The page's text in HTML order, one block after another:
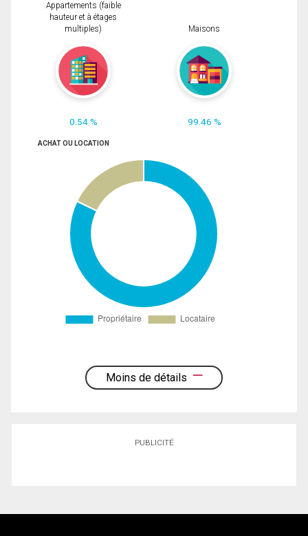
Appartements (faible
hauteur et à étages
multiples)
0.54 %
Maisons
99.46 %
ACHAT OU LOCATION
Moins de détails
PUBLICITÉ